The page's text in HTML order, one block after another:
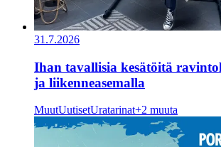
31.7.2026
Ihan tavallisia kesätöitä
ja liikenneasemalla
MuutUutisetUratarinat+2 muuta